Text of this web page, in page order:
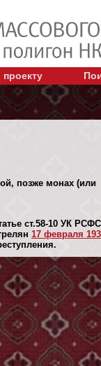
позже монах (или
ст.58-10 УК
17 февраля